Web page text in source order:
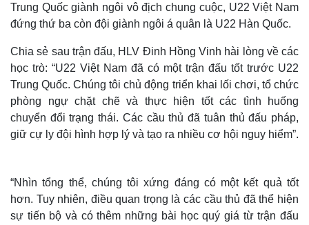
Trung Quốc giành ngôi vô địch chung cuộc, U22 Việt Nam
đứng thứ ba còn đội giành ngôi á quân là U22 Hàn Quốc.
Chia sẻ sau trận đấu, HLV Đinh Hồng Vinh hài lòng về các
học trò: “U22 Việt Nam đã có một trận đấu tốt trước U22
Trung Quốc. Chúng tôi chủ động triển khai lối chơi, tổ chức
phòng ngự chặt chẽ và thực hiện tốt các tình huống
chuyển đổi trạng thái. Các cầu thủ đã tuân thủ đấu pháp,
giữ cự ly đội hình hợp lý và tạo ra nhiều cơ hội nguy hiểm”.
“Nhìn tổng thể, chúng tôi xứng đáng có một kết quả tốt
hơn. Tuy nhiên, điều quan trọng là các cầu thủ đã thể hiện
sự tiến bộ và có thêm những bài học quý giá từ trận đấu